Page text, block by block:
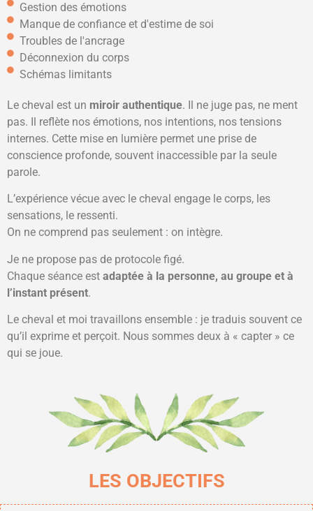
Gestion des émotions
Manque de confiance et d'estime de soi
Troubles de l'ancrage
Déconnexion du corps
Schémas limitants
Le cheval est un miroir authentique. Il ne juge pas, ne ment
pas. Il reflète nos émotions, nos intentions, nos tensions
internes. Cette mise en lumière permet une prise de
conscience profonde, souvent inaccessible par la seule
parole.
L’expérience vécue avec le cheval engage le corps, les
sensations, le ressenti.
On ne comprend pas seulement : on intègre.
Je ne propose pas de protocole figé.
Chaque séance est adaptée à la personne, au groupe et à
l’instant présent.
Le cheval et moi travaillons ensemble : je traduis souvent ce
qu’il exprime et perçoit. Nous sommes deux à « capter » ce
qui se joue.
LES OBJECTIFS